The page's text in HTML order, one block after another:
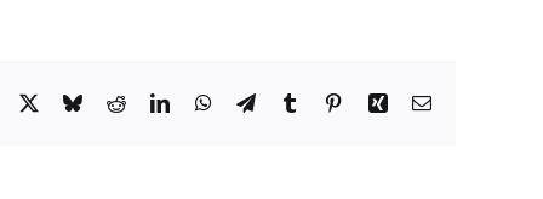
X BlueskyRedditLinkedInWhatsApp
TelegramTumblr PinterestXing Email